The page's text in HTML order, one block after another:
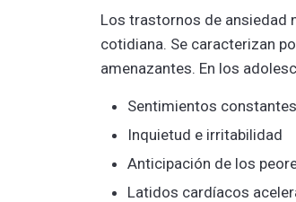
Los trastornos de ansiedad
cotidiana. Se caracterizan
amenazantes. En los
Sentimientos
Inquietud e irritabilidad
Anticipación de los
Latidos cardíacos